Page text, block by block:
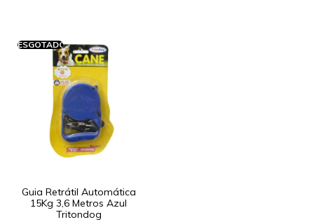
ESGOTADO
Guia Retrátil Automática
15Kg 3,6 Metros Azul
Tritondog